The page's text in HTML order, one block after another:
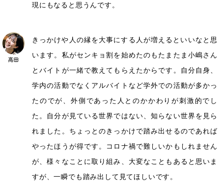
現にもなると思うんです。
きっかけや人の縁を大事にする人が増えるといいなと思
います。私がセンキョ割を始めたのもたまたま小嶋さん
とバイトが一緒で教えてもらえたからです。自分自身、
学内の活動でなくアルバイトなど学外での活動が多かっ
たのでが、外側であった人とのかかわりが刺激的でし
た。自分が見ている世界ではない、知らない世界を見ら
れました。ちょっとのきっかけで踏み出せるのであれば
やったほうが得です。コロナ禍で難しいかもしれません
が、様々なことに取り組み、大変なこともあると思いま
すが、一瞬でも踏み出して見てほしいです。